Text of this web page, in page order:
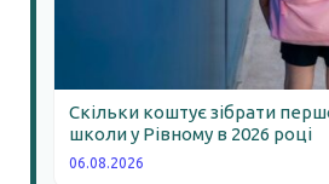
Скільки коштує зібрати
школи у Рівному в 2026 році
06.08.2026